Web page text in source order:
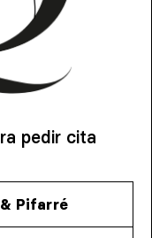
pedir cita
Pifarré